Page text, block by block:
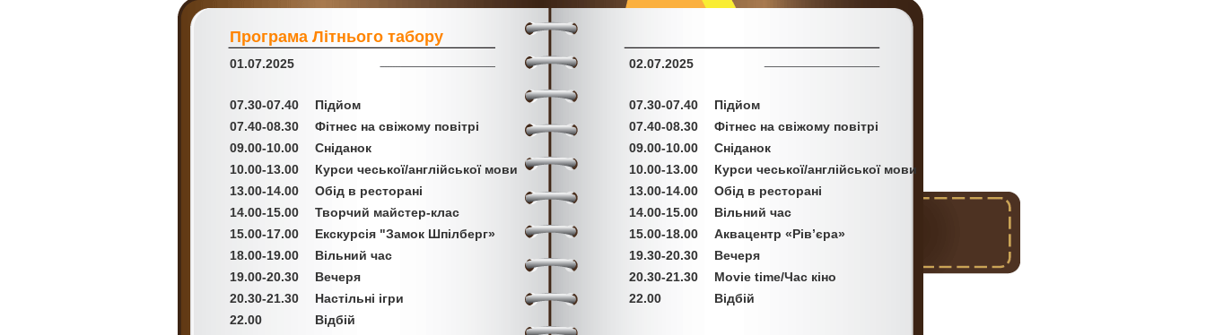
Програма Літнього табору
01.07.2025
07.30-07.40
Підйом
07.40-08.30
Фітнес на свіжому повітрі
09.00-10.00
Сніданок
10.00-13.00
Курси чеської/англійської мови
13.00-14.00
Обід в ресторані
14.00-15.00
Творчий майстер-клас
15.00-17.00
Екскурсія "Замок Шпілберг»
18.00-19.00
Вільний час
19.00-20.30
Вечеря
20.30-21.30
Настільні ігри
22.00
Відбій
02.07.2025
07.30-07.40
Підйом
07.40-08.30
Фітнес на свіжому повітрі
09.00-10.00
Сніданок
10.00-13.00
Курси чеської/англійської мови
13.00-14.00
Обід в ресторані
14.00-15.00
Вільний час
15.00-18.00
Аквацентр «Рів’єра»
19.30-20.30
Вечеря
20.30-21.30
Movie time/Час кіно
22.00
Відбій